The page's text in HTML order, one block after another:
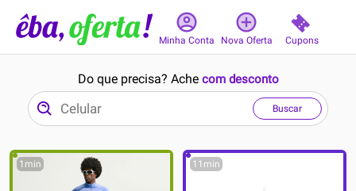
Minha Conta Nova Oferta Cupons
Do que precisa? Ache com desconto
Buscar
1min 11min